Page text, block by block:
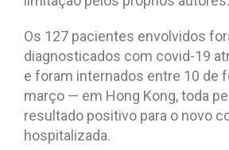
Os 127 pacientes envolvidos
diagnosticados com covid-19
e foram internados entre 10 de
março — em Hong Kong, toda
resultado positivo para o novo
hospitalizada.